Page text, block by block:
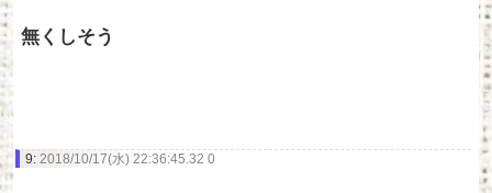
無くしそう
9: 2018/10/17(水) 22:36:45.32 0